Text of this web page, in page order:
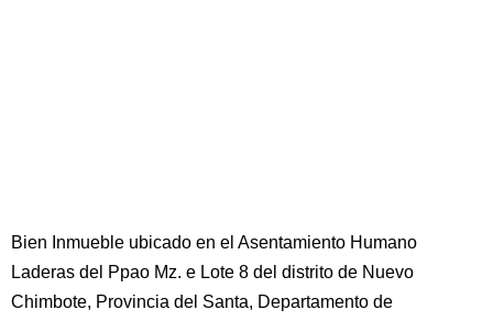
Bien Inmueble ubicado en el Asentamiento Humano
Laderas del Ppao Mz. e Lote 8 del distrito de Nuevo
Chimbote, Provincia del Santa, Departamento de